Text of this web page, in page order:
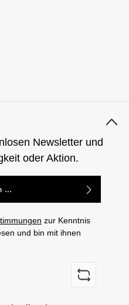
Newsletter und
oder Aktion.
zur Kenntnis
und bin mit ihnen